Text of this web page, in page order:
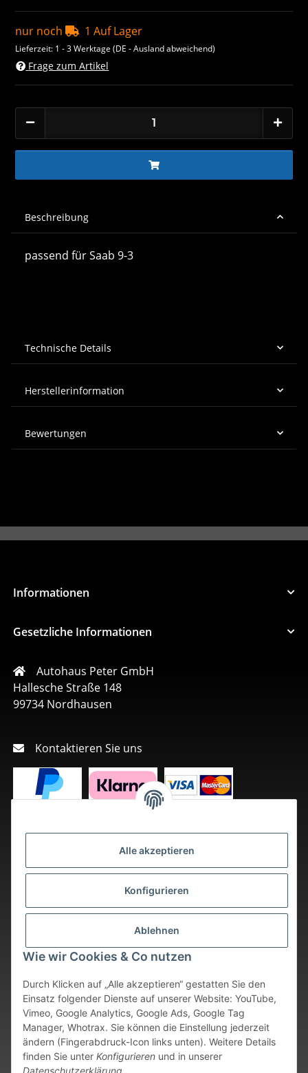
Alle akzeptieren
Konfigurieren
Ablehnen
Wie wir Cookies & Co nutzen
Durch Klicken auf „Alle akzeptieren“ gestatten Sie den
Einsatz folgender Dienste auf unserer Website: YouTube,
Vimeo, Google Analytics, Google Ads, Google Tag
Manager, Whotrax. Sie können die Einstellung jederzeit
ändern (Fingerabdruck-Icon links unten). Weitere Details
finden Sie unter Konfigurieren und in unserer
Datenschutzerklärung
nur noch 1 Auf Lager
Lieferzeit: 1 - 3 Werktage(DE - Ausland abweichend)
Frage zum Artikel
Beschreibung
passend für Saab 9-3
Technische Details
Herstellerinformation
Bewertungen
Informationen
Gesetzliche Informationen
Autohaus Peter GmbH
Hallesche Straße 148
99734 Nordhausen
Kontaktieren Sie uns
Vertrag widerrufen
* Alle Preise inkl. gesetzlicher USt., zzgl. Versand
. Bei sofort
verfügbaren Artikeln erfolgt der Versand innerhalb von 24